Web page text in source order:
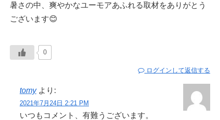
暑さの中、爽やかなユーモアあふれる取材をありがとう
ございます😊
0
ログインして返信する
tomy より:
2021年7月24日 2:21 PM
いつもコメント、有難うございます。